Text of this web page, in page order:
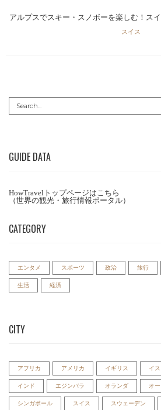
アルプスでスキー・スノボーを楽しむ！ス
スイス
GUIDE DATA
HowTravelトップページはこちら
（世界の観光・旅行情報ポータル）
CATEGORY
エンタメ スポーツ 政治 旅行
生活 経済
CITY
アフリカ アメリカ イギリス イ
インド エジンバラ オランダ オ
シンガポール スイス スウェーデン